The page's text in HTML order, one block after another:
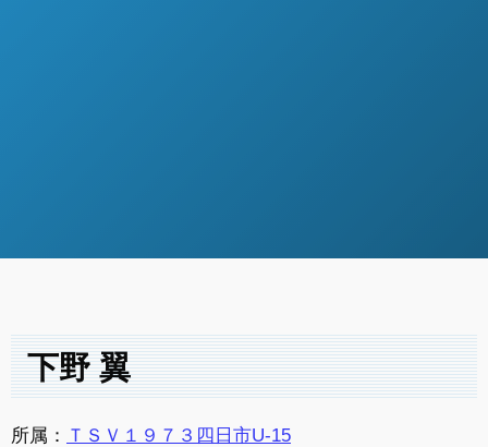
下野 翼
所属： ＴＳＶ１９７３四日市U-15